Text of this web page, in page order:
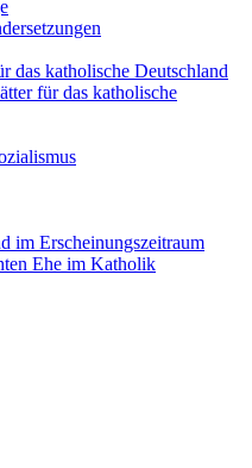
das katholische Deutschland
für das katholische
im Erscheinungszeitraum
Ehe im Katholik